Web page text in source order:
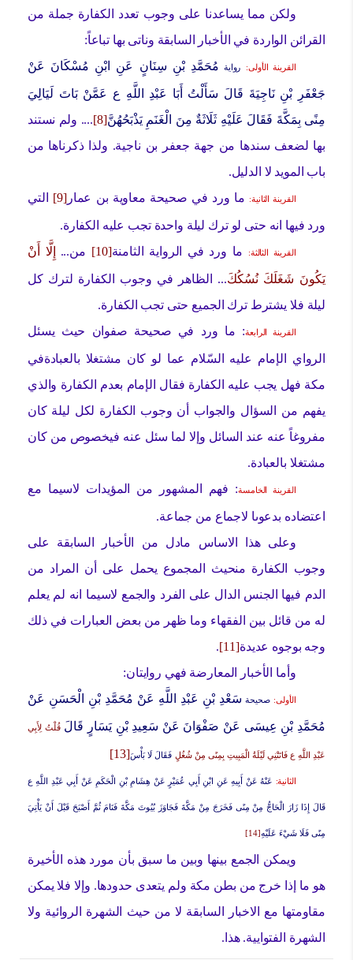
ولكن مما يساعدنا على وجوب تعدد الكفارة جملة من
القرائن الواردة في الأخبار السابقة وناتى بها تباعاً:
القرينة الأولى: رواية مُحَمَّدِ بْنِ سِنَانٍ عَنِ ابْنِ مُسْكَانَ عَنْ
جَعْفَرِ بْنِ نَاجِيَةَ قَالَ سَأَلْتُ أَبَا عَبْدِ اللَّهِ ع عَمَّنْ بَاتَ لَيَالِيَ
مِنًى بِمَكَّةَ فَقَالَ عَلَيْهِ ثَلَاثَةٌ مِنَ الْغَنَمِ يَذْبَحُهُنَّ[8].... ولم نستند
بها لضعف سندها من جهة جعفر بن ناجية. ولذا ذكرناها من
باب المويد لا الدليل.
القرينة الثانية: ما ورد في صحيحة معاوية بن عمار[9] التي
ورد فيها انه حتى لو ترك ليلة واحدة تجب عليه الكفارة.
القرينة الثالثة: ما ورد في الرواية الثامنة[10] من... إِلَّا أَنْ
يَكُونَ شَغَلَكَ نُسُكُكَ... الظاهر في وجوب الكفارة لترك كل
ليلة فلا يشترط ترك الجميع حتى تجب الكفارة.
القرينة الرابعة: ما ورد في صحيحة صفوان حيث يسئل
الرواي الإمام عليه السّلام عما لو كان مشتغلا بالعبادةفي
مكة فهل يجب عليه الكفارة فقال الإمام بعدم الكفارة والذي
يفهم من السؤال والجواب أن وجوب الكفارة لكل ليلة كان
مفروغاً عنه عند السائل وإلا لما سئل عنه فيخصوص من كان
مشتغلا بالعبادة.
القرينة الخامسة: فهم المشهور من المؤيدات لاسيما مع
اعتضاده بدعوىا لاجماع من جماعة.
وعلى هذا الاساس مادل من الأخبار السابقة على
وجوب الكفارة منحيث المجموع يحمل على أن المراد من
الدم فيها الجنس الدال على الفرد والجمع لاسيما انه لم يعلم
له من قائل بين الفقهاء وما ظهر من بعض العبارات في ذلك
وجه بوجوه عديدة[11]
.
وأما الأخبار المعارضة فهي روايتان:
الأولى: صحيحة سَعْدِ بْنِ عَبْدِ اللَّهِ عَنْ مُحَمَّدِ بْنِ الْحَسَنِ عَنْ
مُحَمَّدِ بْنِ عِيسَى عَنْ صَفْوَانَ عَنْ سَعِيدِ بْنِ يَسَارٍ قَالَقُلْتُ لِأَبِي
عَبْدِ اللَّهِ ع فَاتَتْنِي لَيْلَةُ الْمَبِيتِ بِمِنًى مِنْ شُغُلٍ فَقَالَ لَا بَأْسَ[13]
الثانية: عَنْهُ عَنْ أَبِيهِ عَنِ ابْنِ أَبِي عُمَيْرٍ عَنْ هِشَامِ بْنِ الْحَكَمِ عَنْ أَبِي عَبْدِ اللَّهِ ع
قَالَ إِذَا زَارَ الْحَاجُّ مِنْ مِنًى فَخَرَجَ مِنْ مَكَّةَ فَجَاوَزَ بُيُوتَ مَكَّةَ فَنَامَ ثُمَّ أَصْبَحَ قَبْلَ أَنْ يَأْتِيَ
مِنًى فَلَا شَيْ‏ءَ عَلَيْهِ[14]
ويمكن الجمع بينها وبين ما سبق بأن مورد هذه الأخيرة
هو ما إذا خرج من بطن مكة ولم يتعدى حدودها. وإلا فلا يمكن
مقاومتها مع الاخبار السابقة لا من حيث الشهرة الروائية ولا
الشهرة الفتوايية. هذا.